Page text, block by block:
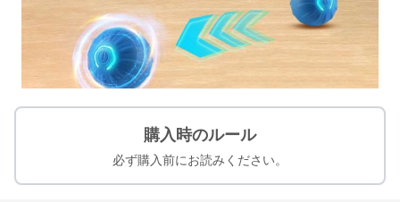
購入時のルール
必ず購入前にお読みください。